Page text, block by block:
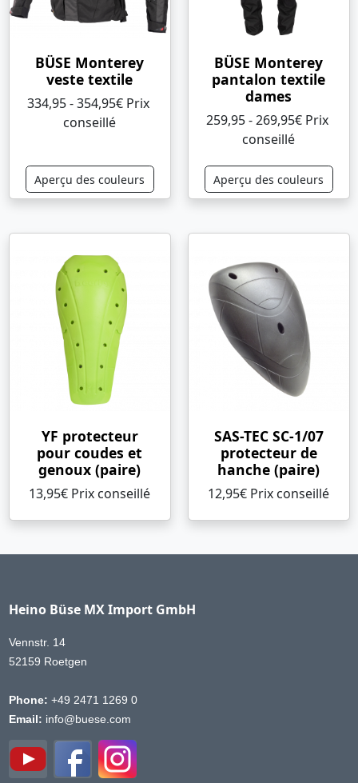
BÜSE Monterey
veste textile
334,95 - 354,95€ Prix ​​
conseillé
Aperçu des couleurs
BÜSE Monterey
pantalon textile
dames
259,95 - 269,95€ Prix ​​
conseillé
Aperçu des couleurs
YF protecteur
pour coudes et
genoux (paire)
13,95€ Prix ​​conseillé
SAS-TEC SC-1/07
protecteur de
hanche (paire)
12,95€ Prix ​​conseillé
Heino Büse MX Import GmbH
Vennstr. 14
52159 Roetgen
Phone: +49 2471 1269 0
Email: info@buese.com